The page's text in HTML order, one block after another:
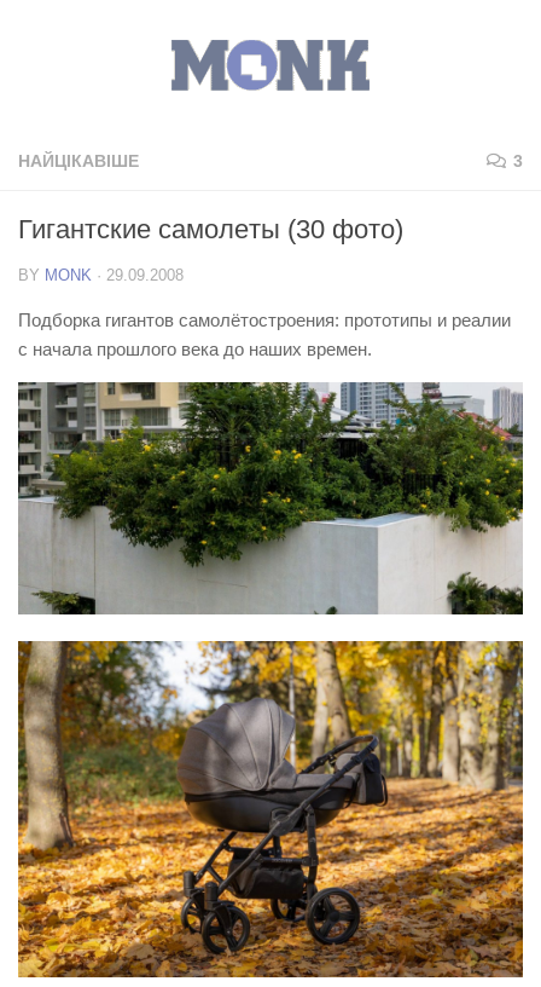
НАЙЦІКАВІШЕ 3
Гигантские самолeты (30 фото)
BY MONK · 29.09.2008
Подборка гигантов самолётостроения: прототипы и реалии
с начала прошлого века до наших времен.